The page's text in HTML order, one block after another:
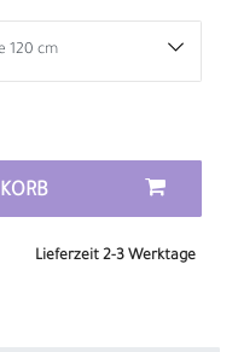
Lieferzeit 2-3 Werktage